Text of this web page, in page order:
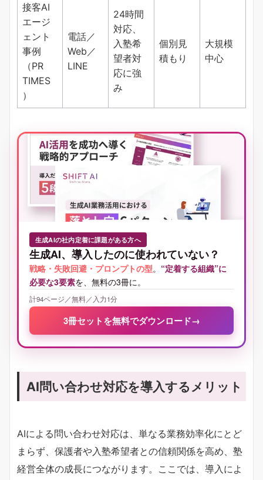
接客AI
エージ
ェント
事例
（PR
TIMES
）
電話／
Web／
LINE
24時間
対応、
入塾希
望者対
応に強
み
個別見
積もり
大規模
中心
生成AIの社内定着に課題がある方へ
生成AI、導入したのに使われていない？
戦略・失敗回避・プロンプトの型。 “定着する組織”に
必要な3要素を、無料の3冊に。
計94ページ／無料／入力1分
3冊セットを無料でダウンロード→
AI問い合わせ対応を導入するメリット
AIによる問い合わせ対応は、単なる業務効率化にとど
まらず、保護者や入塾希望者との信頼関係を高め、塾
経営全体の成長につながります。ここでは、導入によ